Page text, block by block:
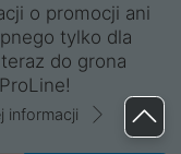
o promocji ani
tylko dla
do grona
informacji